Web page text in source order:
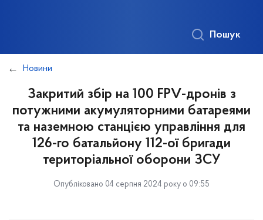
Пошук
Новини
Закритий збір на 100 FPV-дронів з
потужними акумуляторними батареями
та наземною станцією управління для
126-го батальйону 112-ої бригади
територіальної оборони ЗСУ
Опубліковано 04 серпня 2024 року о 09:55